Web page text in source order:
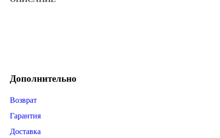
Дополнительно
Возврат
Гарантия
Доставка